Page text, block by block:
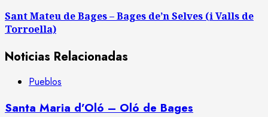
Sant Mateu de Bages – Bages de’n Selves (i Valls de
Torroella)
Noticias Relacionadas
Pueblos
Santa Maria d’Oló – Oló de Bages